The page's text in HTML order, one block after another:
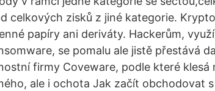
celkových zisků z jiné kategorie.
papíry ani deriváty. Hackerům,
se pomalu ale jistě přestává
firmy Coveware, podle které klesá
ale i ochota Jak začít obchodovat